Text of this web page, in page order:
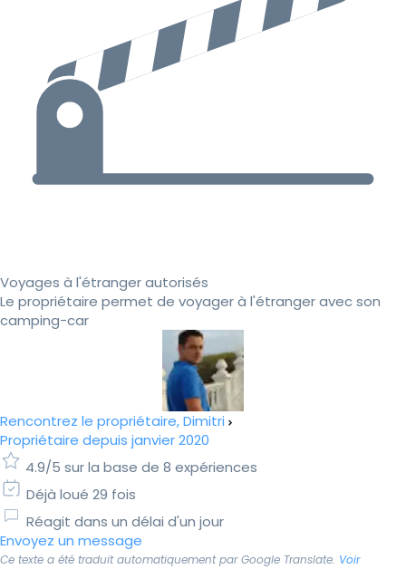
Voyages à l'étranger autorisés
Le propriétaire permet de voyager à l'étranger avec son
camping-car
Rencontrez le propriétaire, Dimitri
Propriétaire depuis janvier 2020
4.9/5 sur la base de 8 expériences
Déjà loué 29 fois
Réagit dans un délai d'un jour
Envoyez un message
Ce texte a été traduit automatiquement par Google Translate. Voir